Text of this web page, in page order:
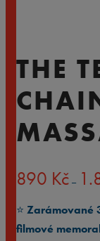
THE
890 Kč –
⭐️ Zarámované
filmové